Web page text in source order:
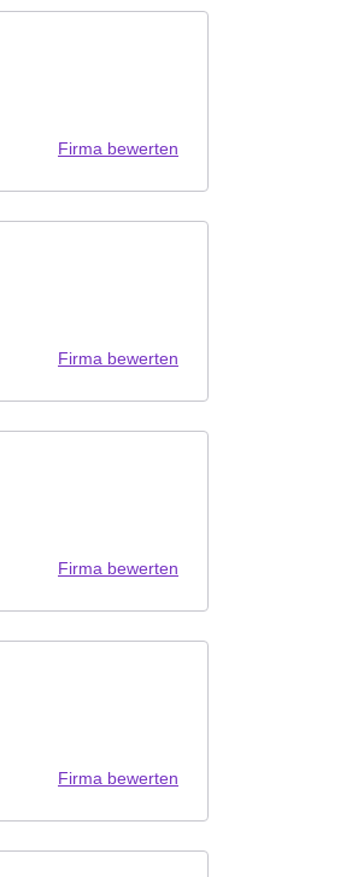
Firma bewerten
Firma bewerten
Firma bewerten
Firma bewerten